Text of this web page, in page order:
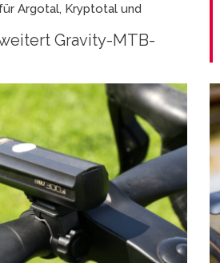
Argotal, Kryptotal und
Gravity-MTB-